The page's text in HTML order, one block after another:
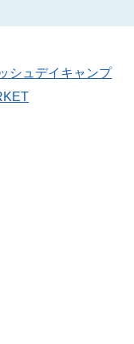
シュデイキャンプ